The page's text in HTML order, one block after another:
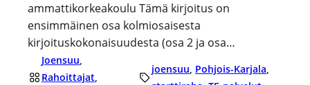
ammattikorkeakoulu Tämä kirjoitus on
ensimmäinen osa kolmiosaisesta
kirjoituskokonaisuudesta (osa 2 ja osa…
Joensuu
Rahoittajat
joensuu, Pohjois-Karjala